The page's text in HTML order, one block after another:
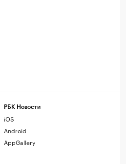
РБК Новости
iOS
Android
AppGallery